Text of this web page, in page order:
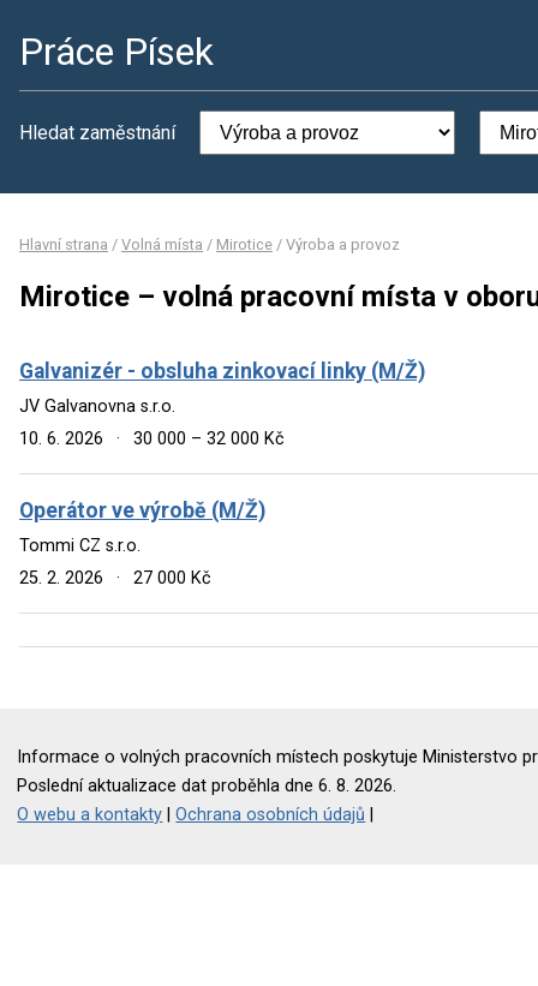
Práce Písek
Hledat zaměstnání
Hlavní strana / Volná místa / Mirotice / Výroba a provoz
Mirotice – volná pracovní místa v
Galvanizér - obsluha zinkovací linky (M/Ž)
JV Galvanovna s.r.o.
10. 6. 2026
· 30 000 – 32 000 Kč
Operátor ve výrobě (M/Ž)
Tommi CZ s.r.o.
25. 2. 2026
· 27 000 Kč
Informace o volných pracovních místech poskytuje Ministerstvo
Poslední aktualizace dat proběhla dne 6. 8. 2026.
O webu a kontakty |Ochrana osobních údajů